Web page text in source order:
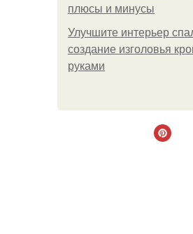
плюсы и минусы
Улучшите интерьер
создание изголовья
руками